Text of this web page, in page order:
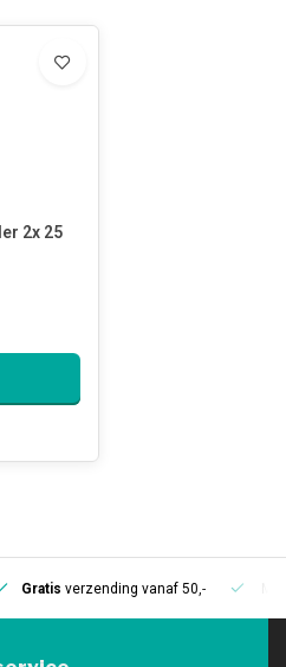
2x 25
Gratis verzending vanaf 50,-